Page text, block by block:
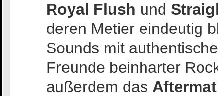
Royal Flush und
deren Metier eindeutig
Sounds mit
Freunde beinharter
außerdem das